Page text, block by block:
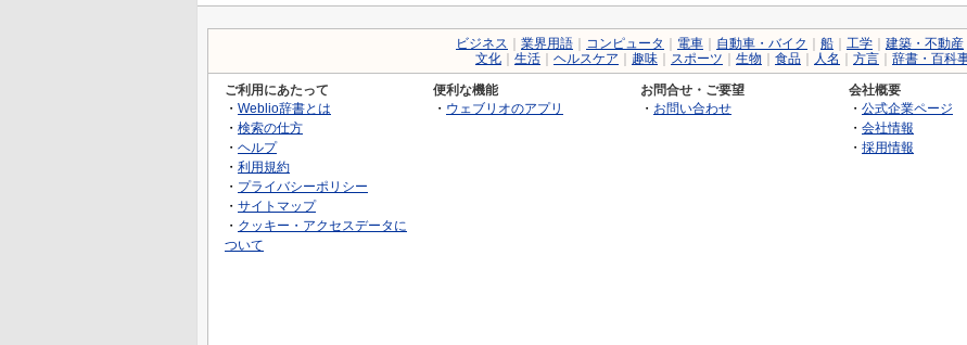
ビジネス 業界用語 コンピュータ 電車 自動車・バイク 船 工学 建築・不動産
文化
生活 ヘルスケア 趣味 スポーツ 生物 食品 人名 方言 辞書・百科
ご利用にあたって
・ Weblio辞書とは
・ 検索の仕方
・ ヘルプ
・ 利用規約
・ プライバシーポリシー
・ サイトマップ
・ クッキー・アクセスデータに
ついて
便利な機能
・ ウェブリオのアプリ
お問合せ・ご要望
・ お問い合わせ
会社概要
・ 公式企業ページ
・ 会社情報
・ 採用情報